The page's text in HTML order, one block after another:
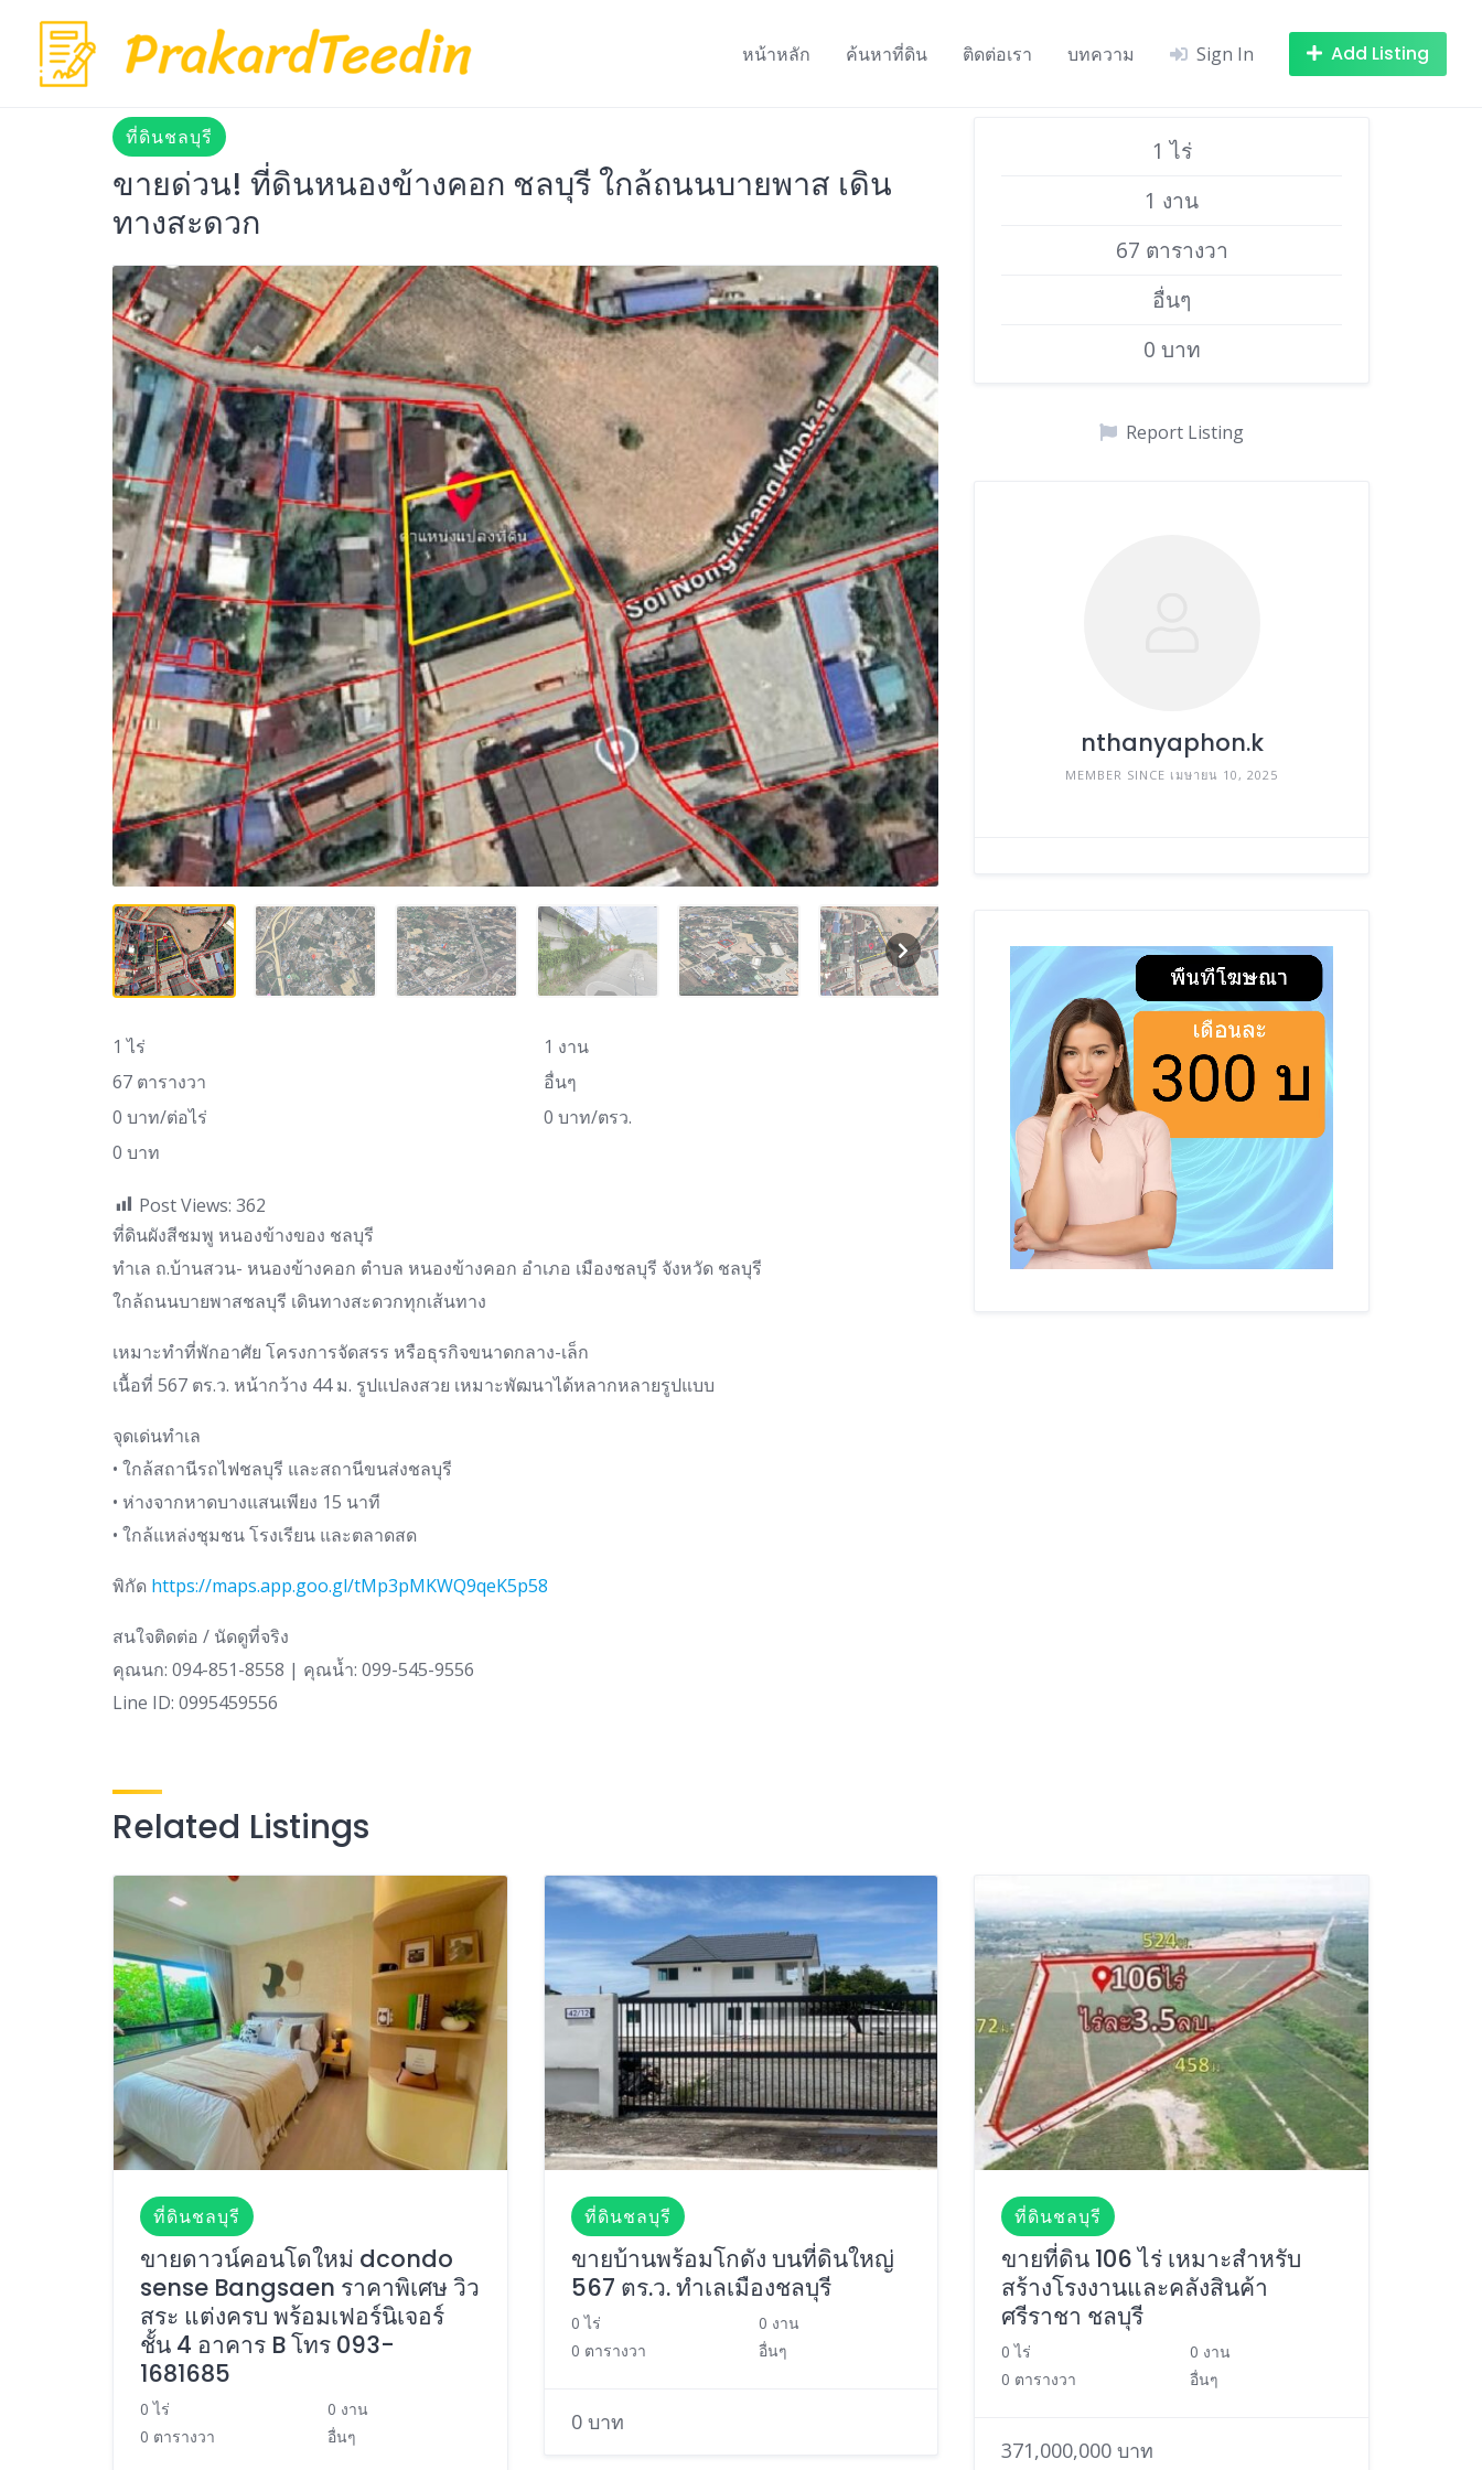
content
หน้าหลัก ค้นหาที่ดิน ติดต่อเรา บทความ Sign In Add Listing
ที่ดินชลบุรี
ขายด่วน! ที่ดินหนองข้างคอก ชลบุรี ใกล้ถนนบายพาส เดิน
ทางสะดวก
1 ไร่
1 งาน
67 ตารางวา
อื่นๆ
0 บาท/ต่อไร่
0 บาท/ตรว.
0 บาท
Post Views: 362
ที่ดินผังสีชมพู หนองข้างของ ชลบุรี
ทำเล ถ.บ้านสวน- หนองข้างคอก ตำบล หนองข้างคอก อำเภอ เมืองชลบุรี จังหวัด ชลบุรี
ใกล้ถนนบายพาสชลบุรี เดินทางสะดวกทุกเส้นทาง
เหมาะทำที่พักอาศัย โครงการจัดสรร หรือธุรกิจขนาดกลาง-เล็ก
เนื้อที่ 567 ตร.ว. หน้ากว้าง 44 ม. รูปแปลงสวย เหมาะพัฒนาได้หลากหลายรูปแบบ
จุดเด่นทำเล
• ใกล้สถานีรถไฟชลบุรี และสถานีขนส่งชลบุรี
• ห่างจากหาดบางแสนเพียง 15 นาที
• ใกล้แหล่งชุมชน โรงเรียน และตลาดสด
พิกัด https://maps.app.goo.gl/tMp3pMKWQ9qeK5p58
สนใจติดต่อ / นัดดูที่จริง
คุณนก: 094-851-8558 | คุณน้ำ: 099-545-9556
Line ID: 0995459556
1 ไร่
1 งาน
67 ตารางวา
อื่นๆ
0 บาท
Report Listing
nthanyaphon.k
MEMBER SINCE เมษายน 10, 2025
Related Listings
ที่ดินชลบุรี
ขายดาวน์คอนโดใหม่ dcondo
sense Bangsaen ราคาพิเศษ วิว
สระ แต่งครบ พร้อมเฟอร์นิเจอร์
ชั้น 4 อาคาร B โทร 093-
1681685
0 ไร่
0 งาน
0 ตารางวา
อื่นๆ
ที่ดินชลบุรี
ขายบ้านพร้อมโกดัง บนที่ดินใหญ่
567 ตร.ว. ทำเลเมืองชลบุรี
0 ไร่
0 งาน
0 ตารางวา
อื่นๆ
0 บาท
ที่ดินชลบุรี
ขายที่ดิน 106 ไร่ เหมาะสำหรับ
สร้างโรงงานและคลังสินค้า
ศรีราชา ชลบุรี
0 ไร่
0 งาน
0 ตารางวา
อื่นๆ
371,000,000 บาท